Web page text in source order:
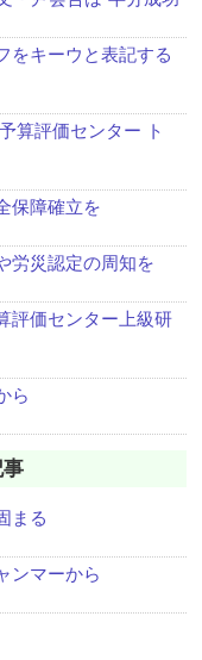
をキーウと表記する
算評価センター ト
保障確立を
労災認定の周知を
評価センター上級研
ら
まる
ンマーから